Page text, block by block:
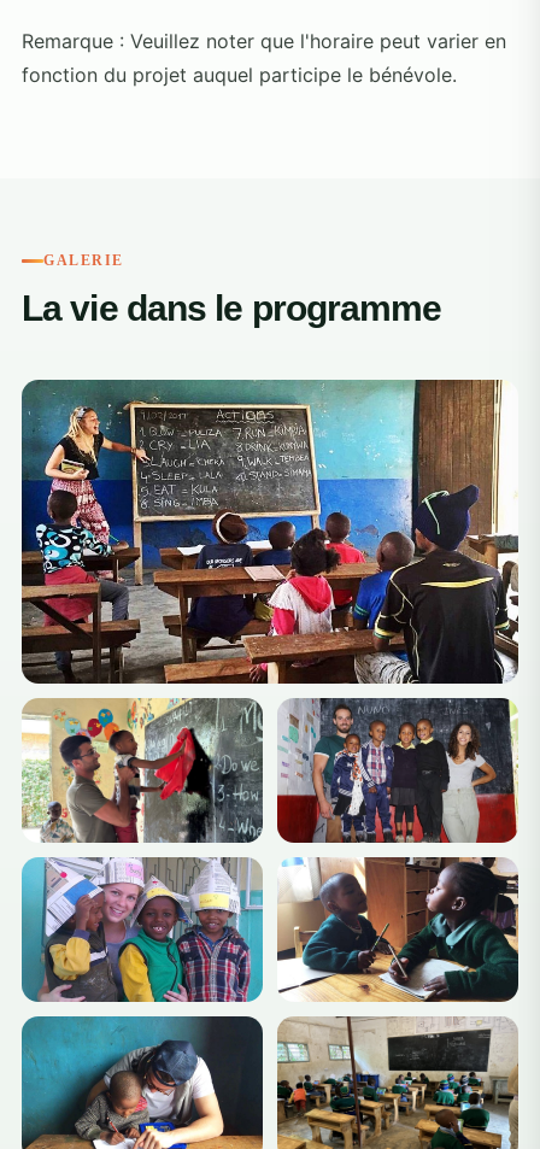
Remarque : Veuillez noter que l'horaire peut varier en
fonction du projet auquel participe le bénévole.
GALERIE
La vie dans le programme